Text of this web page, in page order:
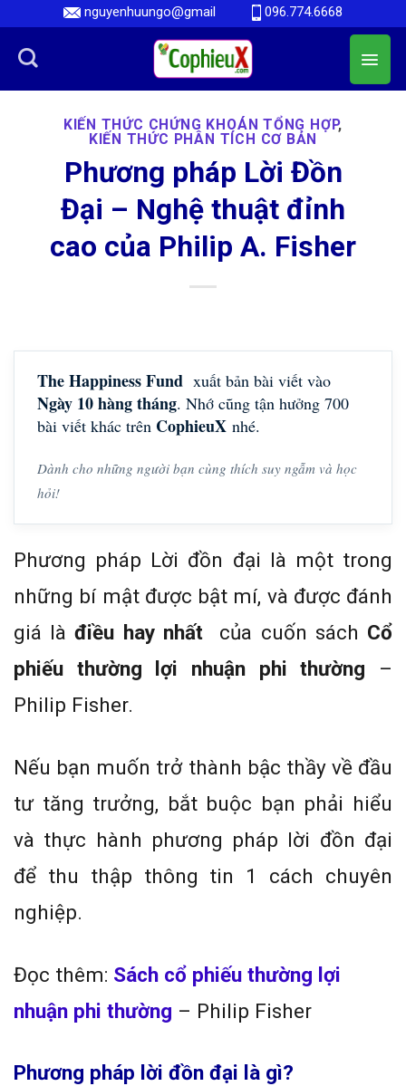
nguyenhuungo@gmail 096.774.6668
KIẾN THỨC CHỨNG KHOÁN TỔNG HỢP,
KIẾN THỨC PHÂN TÍCH CƠ BẢN
Phương pháp Lời Đồn
Đại – Nghệ thuật đỉnh
cao của Philip A. Fisher
The Happiness Fund xuất bản bài viết vào
Ngày 10 hàng tháng. Nhớ cũng tận hưởng 700
bài viết khác trên CophieuX nhé.
Dành cho những người bạn cùng thích suy ngẫm và học
hỏi!
Phương pháp Lời đồn đại là một trong
những bí mật được bật mí, và được đánh
giá làđiều hay nhấtcủa cuốn sách Cổ
phiếu thường lợi nhuận phi thường –
Philip Fisher.
Nếu bạn muốn trở thành bậc thầy về đầu
tư tăng trưởng, bắt buộc bạn phải hiểu
và thực hành phương pháp lời đồn đại
để thu thập thông tin 1 cách chuyên
nghiệp.
Đọc thêm: Sách cổ phiếu thường lợi
nhuận phi thường – Philip Fisher
Phương pháp lời đồn đại là gì?